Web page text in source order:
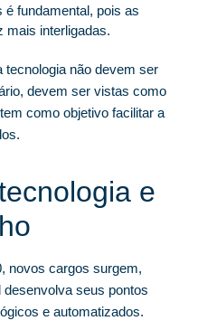
é fundamental, pois as
mais interligadas.
não devem ser
devem ser vistas como
como objetivo facilitar a
e
novos cargos surgem,
seus pontos
e automatizados.